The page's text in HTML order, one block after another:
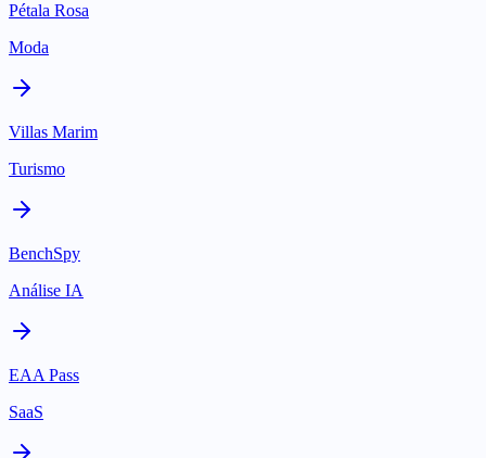
Pétala Rosa
Moda
Villas Marim
Turismo
BenchSpy
Análise IA
EAA Pass
SaaS